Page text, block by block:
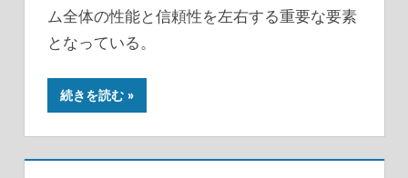
ム全体の性能と信頼性を左右する重要な要素
となっている。
続きを読む